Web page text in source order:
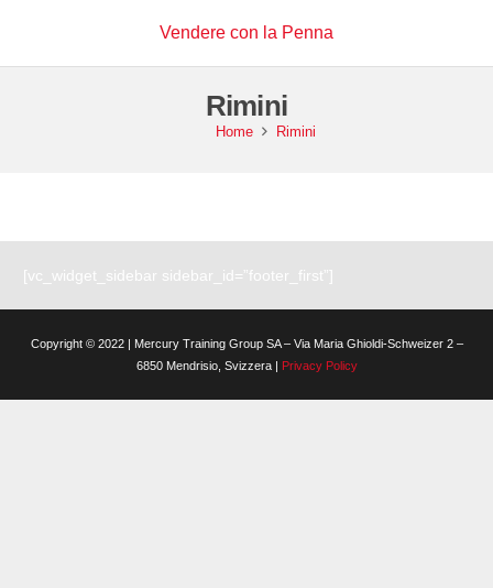
Vendere con la Penna
Rimini
Home Rimini
[vc_widget_sidebar sidebar_id=”footer_first”]
Copyright © 2022 | Mercury Training Group SA – Via Maria Ghioldi-Schweizer 2 –
6850 Mendrisio, Svizzera | Privacy Policy